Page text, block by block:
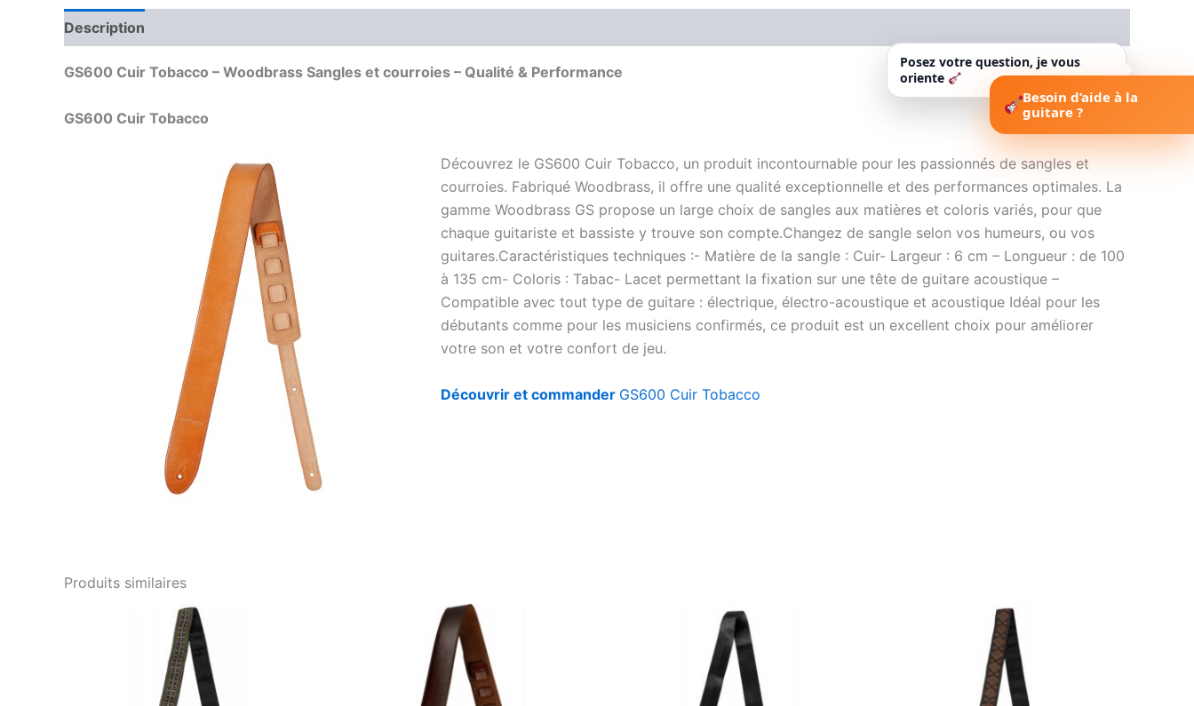
Description
GS600 Cuir Tobacco – Woodbrass Sangles et courroies – Qualité & Performance
GS600 Cuir Tobacco
Découvrez le GS600 Cuir Tobacco, un produit incontournable pour les passionnés de sangles et
courroies. Fabriqué Woodbrass, il offre une qualité exceptionnelle et des performances optimales. La
gamme Woodbrass GS propose un large choix de sangles aux matières et coloris variés, pour que
chaque guitariste et bassiste y trouve son compte.Changez de sangle selon vos humeurs, ou vos
guitares.Caractéristiques techniques :- Matière de la sangle : Cuir- Largeur : 6 cm – Longueur : de 100
à 135 cm- Coloris : Tabac- Lacet permettant la fixation sur une tête de guitare acoustique –
Compatible avec tout type de guitare : électrique, électro-acoustique et acoustique Idéal pour les
débutants comme pour les musiciens confirmés, ce produit est un excellent choix pour améliorer
votre son et votre confort de jeu.
Découvrir et commander GS600 Cuir Tobacco
Produits similaires
Posez votre question, je vous
oriente
Besoin d’aide à la
guitare ?